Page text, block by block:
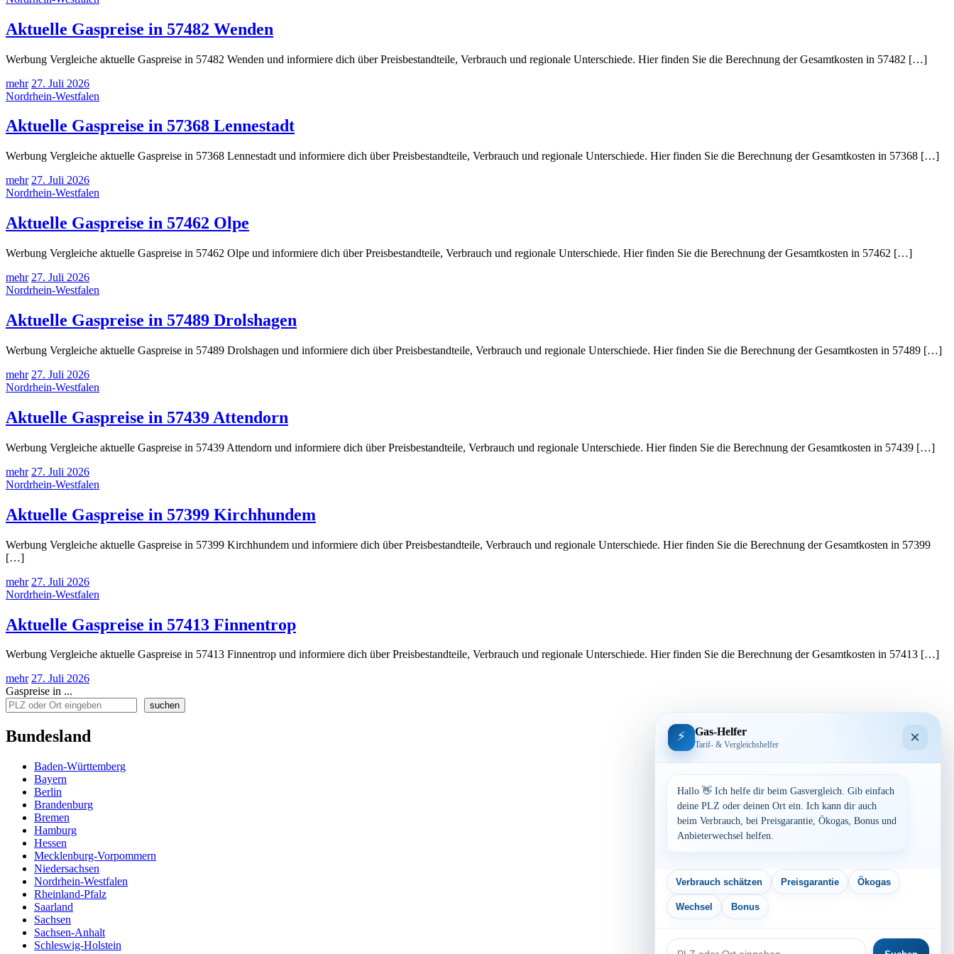
Aktuelle Gaspreise in 57482 Wenden
Werbung Vergleiche aktuelle Gaspreise in 57482 Wenden und informiere dich über Preisbestandteile, Verbrauch und regionale Unterschiede. Hier finden Sie die Berechnung der Gesamtkosten in 57482 […]
mehr 27. Juli 2026
Nordrhein-Westfalen
Aktuelle Gaspreise in 57368 Lennestadt
Werbung Vergleiche aktuelle Gaspreise in 57368 Lennestadt und informiere dich über Preisbestandteile, Verbrauch und regionale Unterschiede. Hier finden Sie die Berechnung der Gesamtkosten in 57368 […]
mehr 27. Juli 2026
Nordrhein-Westfalen
Aktuelle Gaspreise in 57462 Olpe
Werbung Vergleiche aktuelle Gaspreise in 57462 Olpe und informiere dich über Preisbestandteile, Verbrauch und regionale Unterschiede. Hier finden Sie die Berechnung der Gesamtkosten in 57462 […]
mehr 27. Juli 2026
Nordrhein-Westfalen
Aktuelle Gaspreise in 57489 Drolshagen
Werbung Vergleiche aktuelle Gaspreise in 57489 Drolshagen und informiere dich über Preisbestandteile, Verbrauch und regionale Unterschiede. Hier finden Sie die Berechnung der Gesamtkosten in 57489 […]
mehr 27. Juli 2026
Nordrhein-Westfalen
Aktuelle Gaspreise in 57439 Attendorn
Werbung Vergleiche aktuelle Gaspreise in 57439 Attendorn und informiere dich über Preisbestandteile, Verbrauch und regionale Unterschiede. Hier finden Sie die Berechnung der Gesamtkosten in 57439 […]
mehr 27. Juli 2026
Nordrhein-Westfalen
Aktuelle Gaspreise in 57399 Kirchhundem
Werbung Vergleiche aktuelle Gaspreise in 57399 Kirchhundem und informiere dich über Preisbestandteile, Verbrauch und regionale Unterschiede. Hier finden Sie die Berechnung der Gesamtkosten in 57399
[…]
mehr 27. Juli 2026
Nordrhein-Westfalen
Aktuelle Gaspreise in 57413 Finnentrop
Werbung Vergleiche aktuelle Gaspreise in 57413 Finnentrop und informiere dich über Preisbestandteile, Verbrauch und regionale Unterschiede. Hier finden Sie die Berechnung der Gesamtkosten in 57413 […]
mehr 27. Juli 2026
Gaspreise in ...
suchen
Bundesland
Baden-Württemberg
Bayern
Berlin
Brandenburg
Bremen
Hamburg
Hessen
Mecklenburg-Vorpommern
Niedersachsen
Nordrhein-Westfalen
Rheinland-Pfalz
Saarland
Sachsen
Sachsen-Anhalt
Schleswig-Holstein
⚡ Gas-Helfer
Tarif- & Vergleichshelfer ×
Hallo 👋 Ich helfe dir beim Gasvergleich. Gib einfach
deine PLZ oder deinen Ort ein. Ich kann dir auch
beim Verbrauch, bei Preisgarantie, Ökogas, Bonus und
Anbieterwechsel helfen.
Verbrauch schätzen Preisgarantie Ökogas
Wechsel Bonus
PLZ